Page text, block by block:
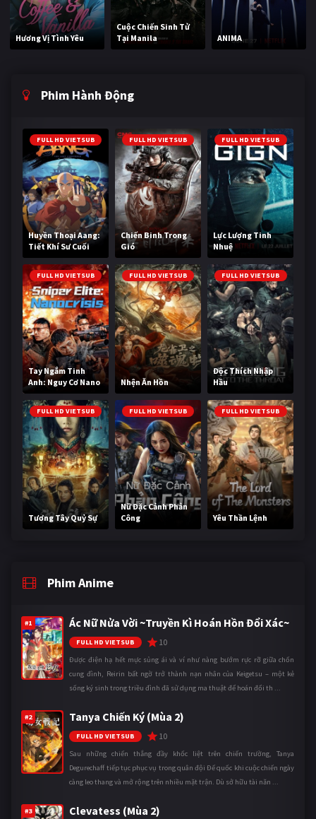
Hương Vị Tình Yêu
Cuộc Chiến Sinh Tử
Tại Manila
ANIMA
Phim Hành Động
FULL HD VIETSUB
Huyền Thoại Aang:
Tiết Khí Sư Cuối
Cùng
FULL HD VIETSUB
Chiến Binh Trong
Gió
FULL HD VIETSUB
Lực Lượng Tinh
Nhuệ
FULL HD VIETSUB
Tay Ngắm Tinh
Anh: Nguy Cơ Nano
FULL HD VIETSUB
Nhện Ăn Hồn
FULL HD VIETSUB
Độc Thích Nhập
Hầu
FULL HD VIETSUB
Tương Tây Quỷ Sự
FULL HD VIETSUB
Nữ Đặc Cảnh Phản
Công
FULL HD VIETSUB
Yêu Thần Lệnh
Phim Anime
#1 Ác Nữ Nửa Vời ~Truyền Kì Hoán Hồn Đổi Xác~
FULL HD VIETSUB 10
Được điện hạ hết mực sủng ái và ví như nàng bướm rực rỡ giữa chốn
cung đình, Reirin bất ngờ trở thành nạn nhân của Keigetsu – một kẻ
sống ký sinh trong triều đình đã sử dụng ma thuật để hoán đổi th ...
#2 Tanya Chiến Ký (Mùa 2)
FULL HD VIETSUB 10
Sau những chiến thắng đầy khốc liệt trên chiến trường, Tanya
Degurechaff tiếp tục phục vụ trong quân đội Đế quốc khi cuộc chiến ngày
càng leo thang và mở rộng trên nhiều mặt trận. Dù sở hữu tài năn ...
#3 Clevatess (Mùa 2)